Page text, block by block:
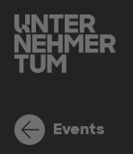
Events